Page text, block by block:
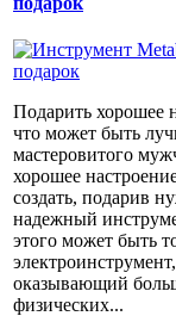
Подарить хорошее
что может быть
мастеровитого
хорошее
создать, подарив
надежный
этого может быть
оказывающий
физических...